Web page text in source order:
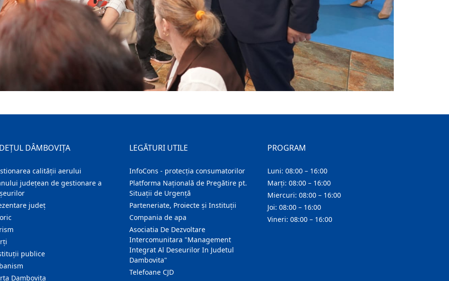
DÂMBOVIȚA
calității aerului
județean de gestionare a
judeţ
publice
Dambovita
LEGĂTURI UTILE
InfoCons - protecția consumatorilor
Platforma Națională de Pregătire pt.
Situații de Urgență
Parteneriate, Proiecte și Instituții
Compania de apa
Asociatia De Dezvoltare
Intercomunitara "Management
Integrat Al Deseurilor In Judetul
Dambovita"
Telefoane CJD
PROGRAM
Luni: 08:00 – 16:00
Marți: 08:00 – 16:00
Miercuri: 08:00 – 16:00
Joi: 08:00 – 16:00
Vineri: 08:00 – 16:00